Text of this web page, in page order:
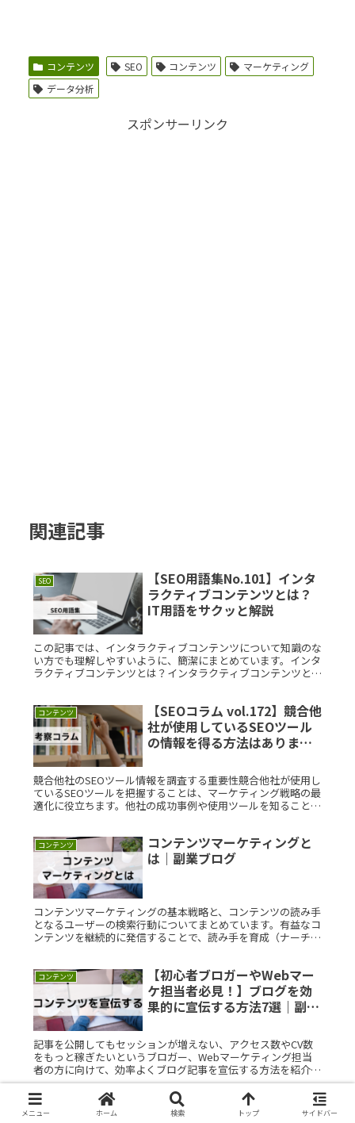
コンテンツ SEO コンテンツ
マーケティング
データ分析
スポンサーリンク
関連記事
SEO
【SEO用語集No.101】インタ
ラクティブコンテンツとは？
IT用語をサクッと解説
この記事では、インタラクティブコンテンツについて知識のな
い方でも理解しやすいように、簡潔にまとめています。インタ
ラクティブコンテンツとは？インタラクティブコンテンツと
コンテンツ
【SEOコラム vol.172】競合他
社が使用しているSEOツール
の情報を得る方法はあります
競合他社のSEOツール情報を調査する重要性競合他社が使用し
ているSEOツールを把握することは、マーケティング戦略の最
適化に役立ちます。他社の成功事例や使用ツールを知ること
コンテンツ
コンテンツマーケティングと
は｜副業ブログ
コンテンツマーケティングの基本戦略と、コンテンツの読み手
となるユーザーの検索行動についてまとめています。有益なコ
ンテンツを継続的に発信することで、読み手を育成（ナーチャ
コンテンツ
【初心者ブロガーやWebマー
ケ担当者必見！】ブログを効
果的に宣伝する方法7選｜副業
記事を公開してもセッションが増えない、アクセス数やCV数
をもっと稼ぎたいというブロガー、Webマーケティング担当
者の方に向けて、効率よくブログ記事を宣伝する方法を紹介し
ています。
【SEO用語集No.499】ダイナ
メニュー ホーム 検索 トップ サイドバー